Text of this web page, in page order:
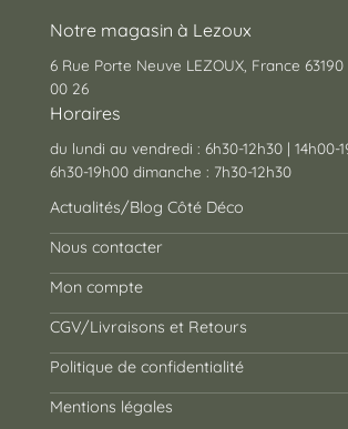
Notre magasin à Lezoux
6 Rue Porte Neuve LEZOUX, France 63190
00 26
Horaires
du lundi au vendredi : 6h30-12h30 | 14h00-
6h30-19h00 dimanche : 7h30-12h30
Actualités/Blog Côté Déco
Nous contacter
Mon compte
CGV/Livraisons et Retours
Politique de confidentialité
Mentions légales